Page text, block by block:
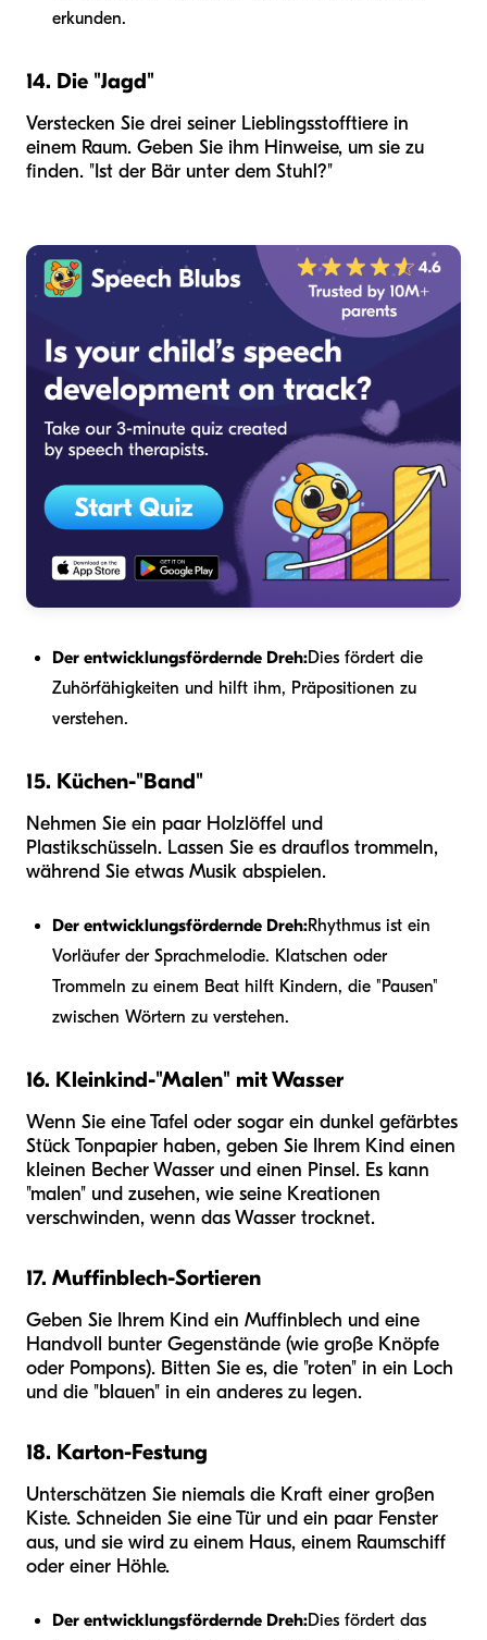
erkunden.
14. Die "Jagd"
Verstecken Sie drei seiner Lieblingsstofftiere in
einem Raum. Geben Sie ihm Hinweise, um sie zu
finden. "Ist der Bär unter dem Stuhl?"
Der entwicklungsfördernde Dreh:Dies fördert die
Zuhörfähigkeiten und hilft ihm, Präpositionen zu
verstehen.
15. Küchen-"Band"
Nehmen Sie ein paar Holzlöffel und
Plastikschüsseln. Lassen Sie es drauflos trommeln,
während Sie etwas Musik abspielen.
Der entwicklungsfördernde Dreh:Rhythmus ist ein
Vorläufer der Sprachmelodie. Klatschen oder
Trommeln zu einem Beat hilft Kindern, die "Pausen"
zwischen Wörtern zu verstehen.
16. Kleinkind-"Malen" mit Wasser
Wenn Sie eine Tafel oder sogar ein dunkel gefärbtes
Stück Tonpapier haben, geben Sie Ihrem Kind einen
kleinen Becher Wasser und einen Pinsel. Es kann
"malen" und zusehen, wie seine Kreationen
verschwinden, wenn das Wasser trocknet.
17. Muffinblech-Sortieren
Geben Sie Ihrem Kind ein Muffinblech und eine
Handvoll bunter Gegenstände (wie große Knöpfe
oder Pompons). Bitten Sie es, die "roten" in ein Loch
und die "blauen" in ein anderes zu legen.
18. Karton-Festung
Unterschätzen Sie niemals die Kraft einer großen
Kiste. Schneiden Sie eine Tür und ein paar Fenster
aus, und sie wird zu einem Haus, einem Raumschiff
oder einer Höhle.
Der entwicklungsfördernde Dreh:Dies fördert das